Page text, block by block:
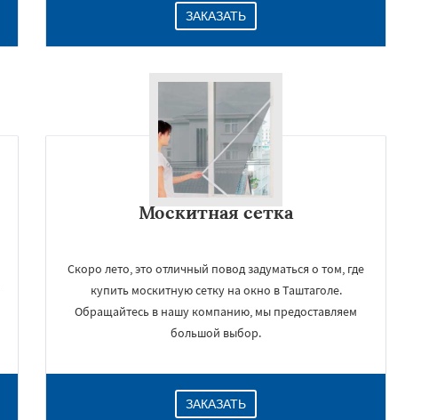
ЗАКАЗАТЬ
Москитная сетка
Скоро лето, это отличный повод задуматься о том, где
купить москитную сетку на окно в Таштаголе.
Обращайтесь в нашу компанию, мы предоставляем
большой выбор.
ЗАКАЗАТЬ